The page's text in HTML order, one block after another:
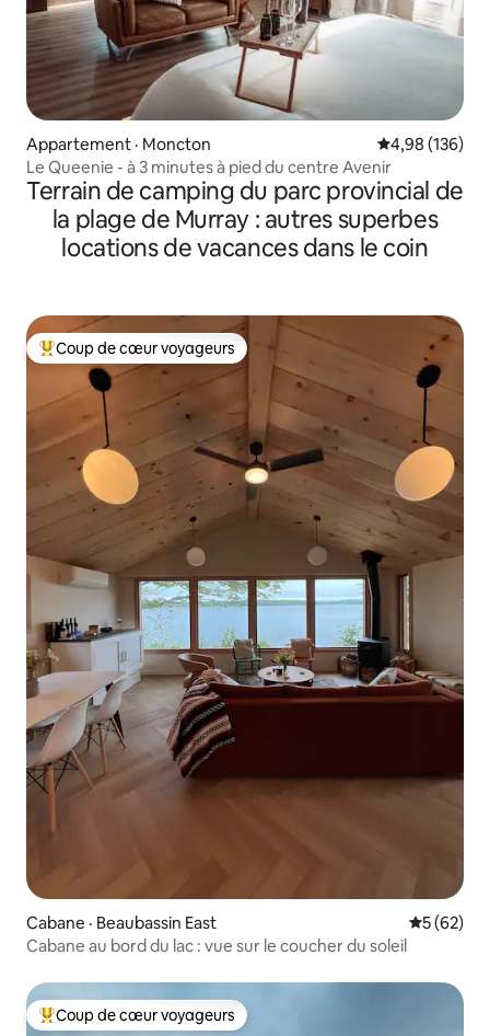
Appartement · Moncton Note
4,98 (136)
Le Queenie - à 3 minutes à pied du centre Avenir
Terrain de camping du parc provincial de
la plage de Murray : autres superbes
locations de vacances dans le coin
Coup de cœur voyageurs parmi les plus aimés
Coup de cœur voyageurs
Cabane · Beaubassin East Note
5 (62)
Cabane au bord du lac : vue sur le coucher du soleil
Coup de cœur voyageurs parmi les plus aimés
Coup de cœur voyageurs